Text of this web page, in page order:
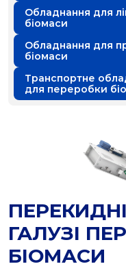
Обладнання для
біомаси
Обладнання для
біомаси
Транспортне
для переробки
ГАЛУЗІ
БІОМАСИ